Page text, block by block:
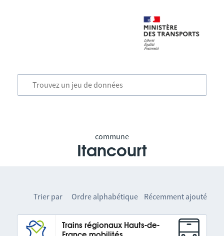
commune
Itancourt
Trier par Ordre alphabétique Récemment ajouté
Trains régionaux Hauts-de-